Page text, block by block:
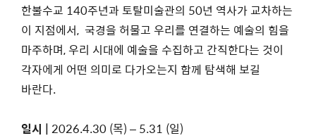
한불수교 140주년과 토탈미술관의 50년 역사가 교차하는
이 지점에서, 국경을 허물고 우리를 연결하는 예술의 힘을
마주하며, 우리 시대에 예술을 수집하고 간직한다는 것이
각자에게 어떤 의미로 다가오는지 함께 탐색해 보길
바란다.
일시 |2026.4.30 (목) – 5.31 (일)